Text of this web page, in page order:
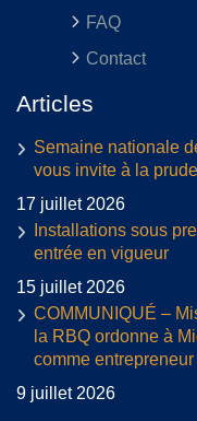
FAQ
Contact
Articles
Semaine nationale
vous invite à la
17 juillet 2026
Installations sous
entrée en vigueur
15 juillet 2026
COMMUNIQUÉ –
la RBQ ordonne à
comme
9 juillet 2026